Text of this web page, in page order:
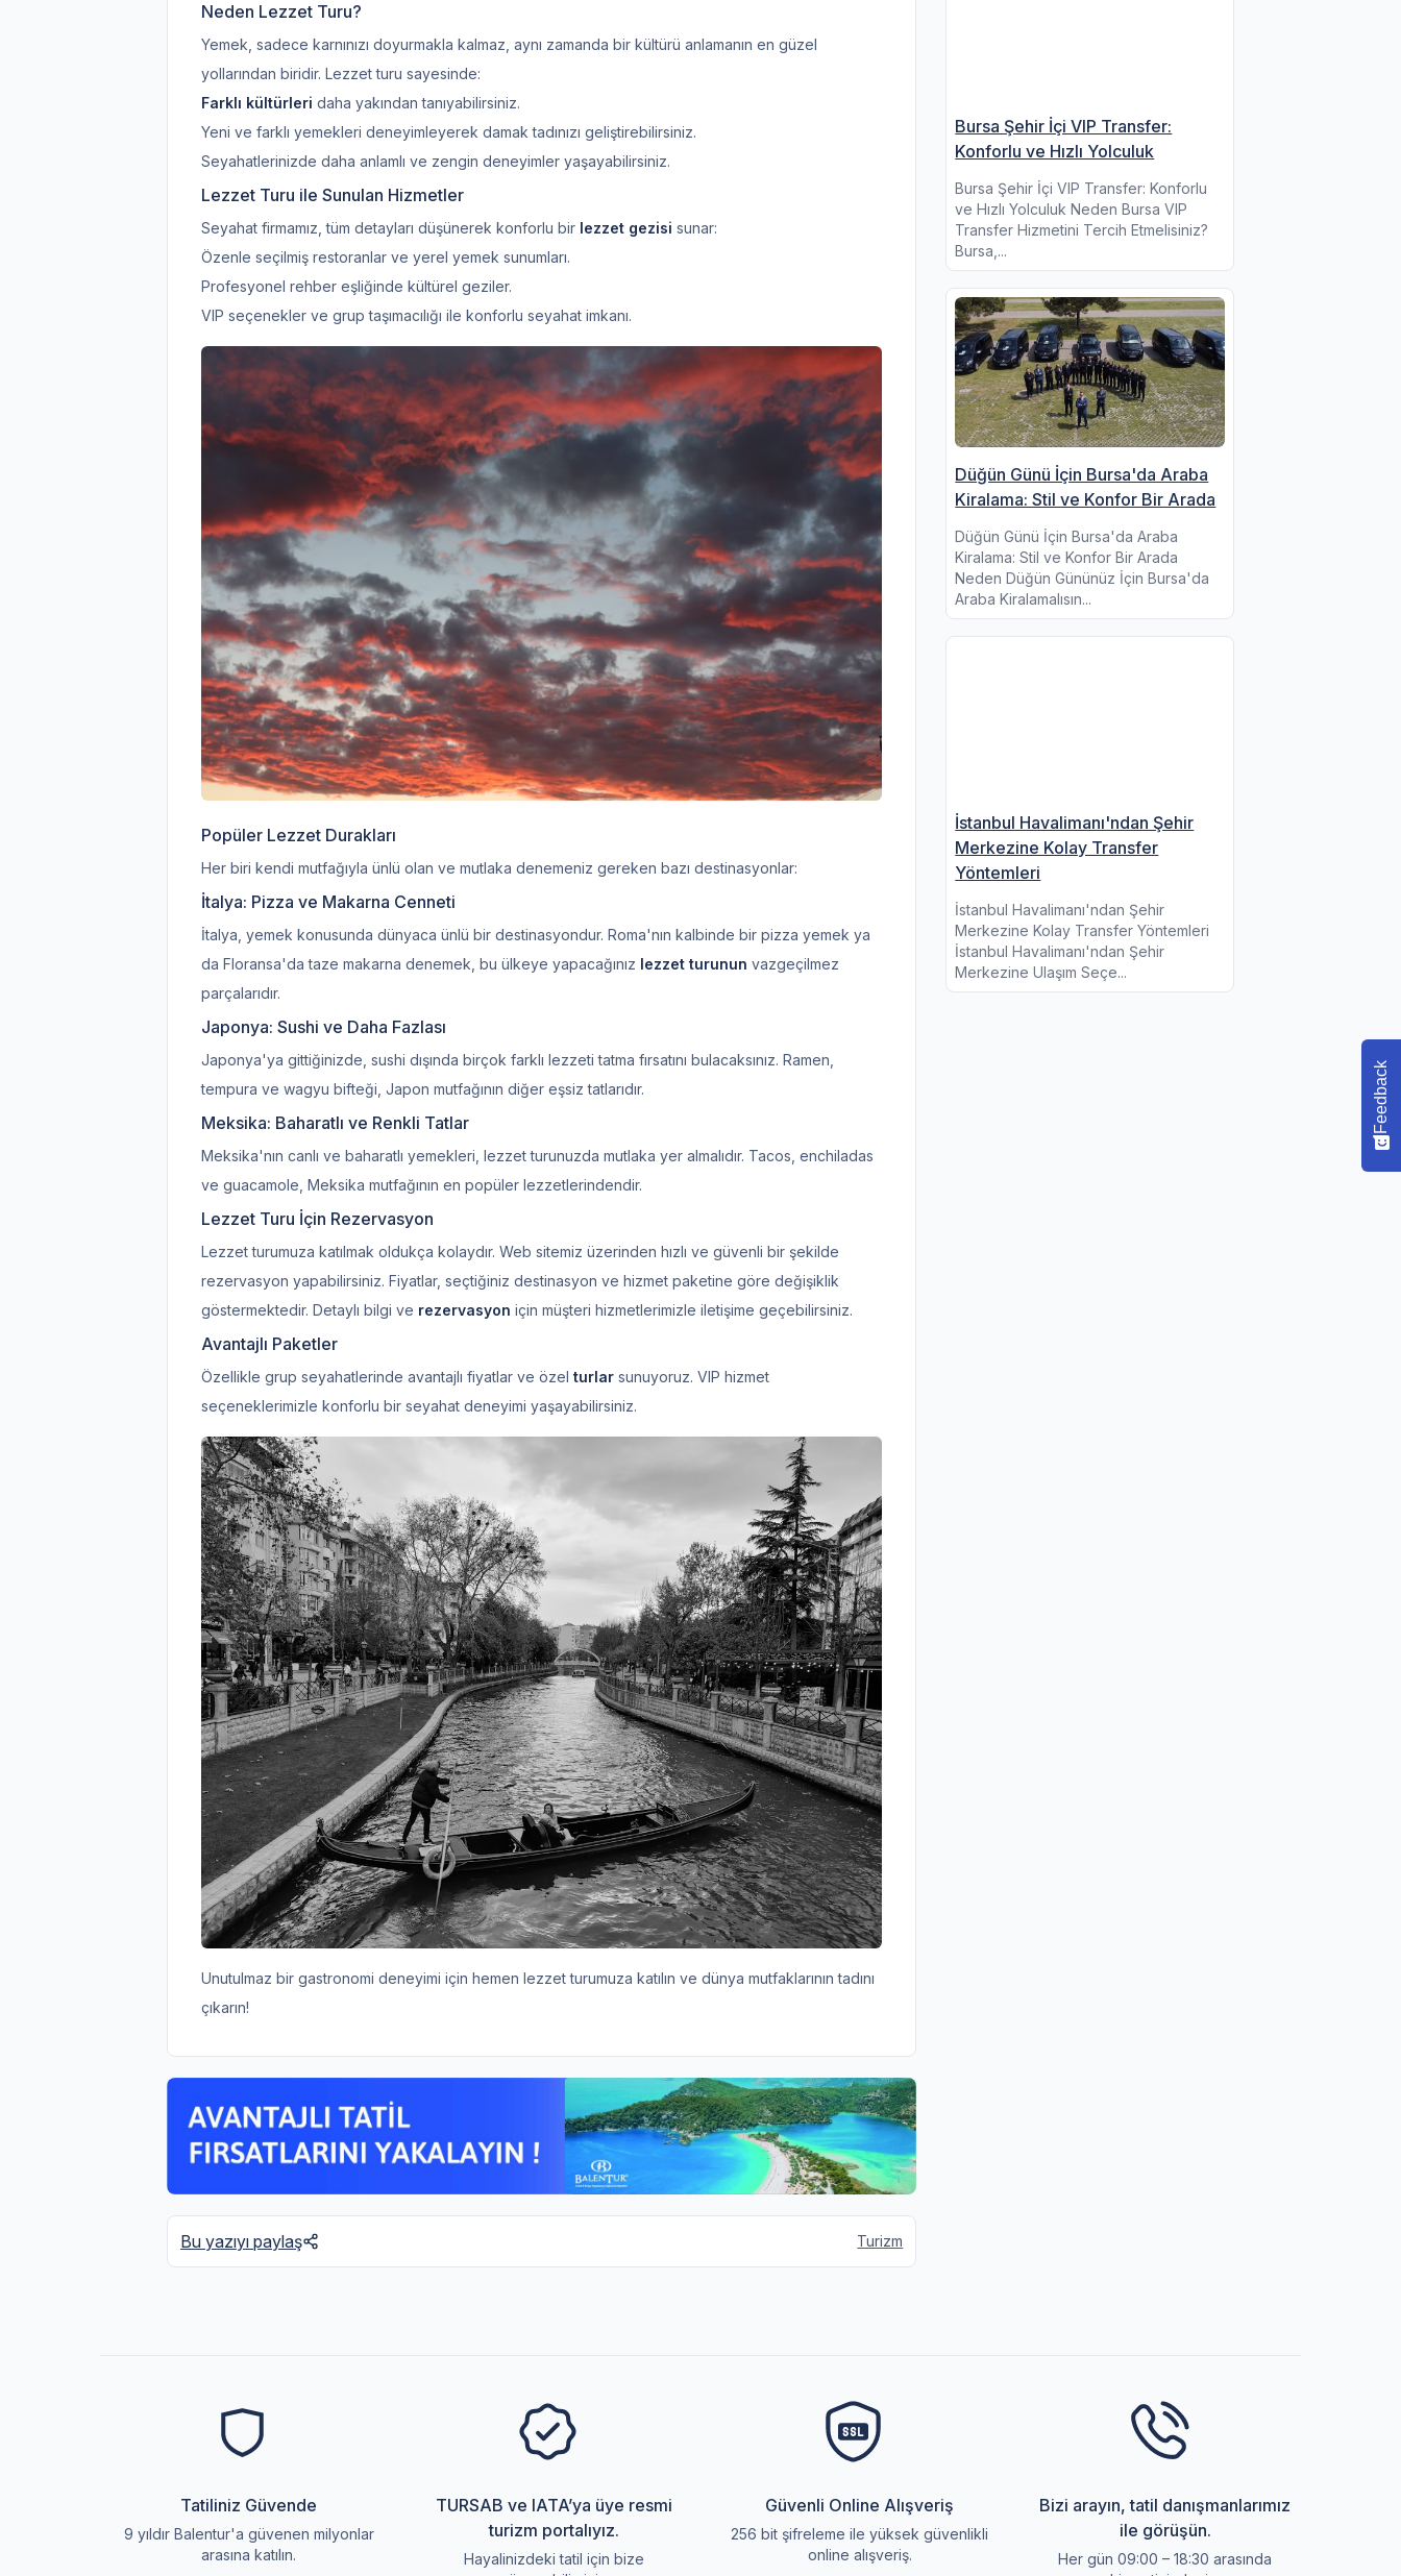
Neden Lezzet Turu?
Yemek, sadece karnınızı doyurmakla kalmaz, aynı zamanda bir kültürü anlamanın en güzel
yollarından biridir. Lezzet turu sayesinde:
Farklı kültürleri daha yakından tanıyabilirsiniz.
Yeni ve farklı yemekleri deneyimleyerek damak tadınızı geliştirebilirsiniz.
Seyahatlerinizde daha anlamlı ve zengin deneyimler yaşayabilirsiniz.
Lezzet Turu ile Sunulan Hizmetler
Seyahat firmamız, tüm detayları düşünerek konforlu bir lezzet gezisi sunar:
Özenle seçilmiş restoranlar ve yerel yemek sunumları.
Profesyonel rehber eşliğinde kültürel geziler.
VIP seçenekler ve grup taşımacılığı ile konforlu seyahat imkanı.
Popüler Lezzet Durakları
Her biri kendi mutfağıyla ünlü olan ve mutlaka denemeniz gereken bazı destinasyonlar:
İtalya: Pizza ve Makarna Cenneti
İtalya, yemek konusunda dünyaca ünlü bir destinasyondur. Roma'nın kalbinde bir pizza yemek ya
da Floransa'da taze makarna denemek, bu ülkeye yapacağınız lezzet turunun vazgeçilmez
parçalarıdır.
Japonya: Sushi ve Daha Fazlası
Japonya'ya gittiğinizde, sushi dışında birçok farklı lezzeti tatma fırsatını bulacaksınız. Ramen,
tempura ve wagyu bifteği, Japon mutfağının diğer eşsiz tatlarıdır.
Meksika: Baharatlı ve Renkli Tatlar
Meksika'nın canlı ve baharatlı yemekleri, lezzet turunuzda mutlaka yer almalıdır. Tacos, enchiladas
ve guacamole, Meksika mutfağının en popüler lezzetlerindendir.
Lezzet Turu İçin Rezervasyon
Lezzet turumuza katılmak oldukça kolaydır. Web sitemiz üzerinden hızlı ve güvenli bir şekilde
rezervasyon yapabilirsiniz. Fiyatlar, seçtiğiniz destinasyon ve hizmet paketine göre değişiklik
göstermektedir. Detaylı bilgi ve rezervasyon için müşteri hizmetlerimizle iletişime geçebilirsiniz.
Avantajlı Paketler
Özellikle grup seyahatlerinde avantajlı fiyatlar ve özel turlar sunuyoruz. VIP hizmet
seçeneklerimizle konforlu bir seyahat deneyimi yaşayabilirsiniz.
Unutulmaz bir gastronomi deneyimi için hemen lezzet turumuza katılın ve dünya mutfaklarının tadını
çıkarın!
Bu yazıyı paylaş Turizm
Bursa Şehir İçi VIP Transfer:
Konforlu ve Hızlı Yolculuk
Bursa Şehir İçi VIP Transfer: Konforlu
ve Hızlı Yolculuk Neden Bursa VIP
Transfer Hizmetini Tercih Etmelisiniz?
Bursa,...
Düğün Günü İçin Bursa'da Araba
Kiralama: Stil ve Konfor Bir Arada
Düğün Günü İçin Bursa'da Araba
Kiralama: Stil ve Konfor Bir Arada
Neden Düğün Gününüz İçin Bursa'da
Araba Kiralamalısın...
İstanbul Havalimanı'ndan Şehir
Merkezine Kolay Transfer
Yöntemleri
İstanbul Havalimanı'ndan Şehir
Merkezine Kolay Transfer Yöntemleri
İstanbul Havalimanı'ndan Şehir
Merkezine Ulaşım Seçe...
Tatiliniz Güvende
9 yıldır Balentur'a güvenen milyonlar
arasına katılın.
TURSAB ve IATA’ya üye resmi
turizm portalıyız.
Hayalinizdeki tatil için bize
Güvenli Online Alışveriş
256 bit şifreleme ile yüksek güvenlikli
online alışveriş.
Bizi arayın, tatil danışmanlarımız
ile görüşün.
Her gün 09:00 – 18:30 arasında
Feedback